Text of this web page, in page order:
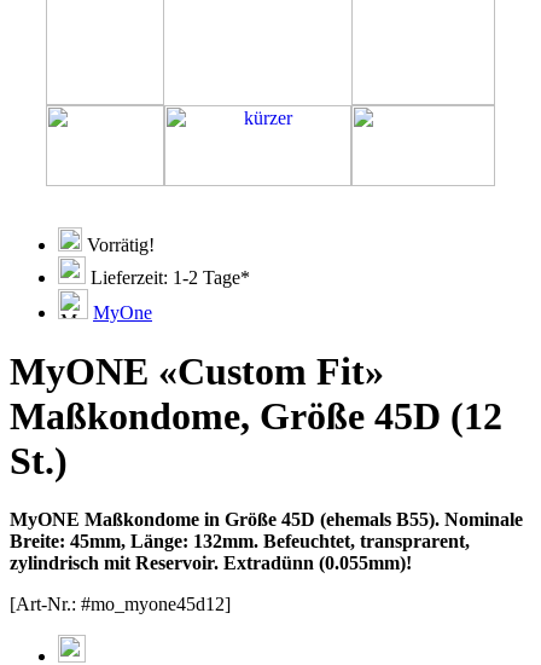
Vorrätig!
Lieferzeit: 1-2 Tage*
MyOne
MyONE «Custom Fit»
Maßkondome, Größe 45D (12
St.)
MyONE Maßkondome in Größe 45D (ehemals B55). Nominale
Breite: 45mm, Länge: 132mm. Befeuchtet, transprarent,
zylindrisch mit Reservoir. Extradünn (0.055mm)!
[Art-Nr.: #mo_myone45d12]